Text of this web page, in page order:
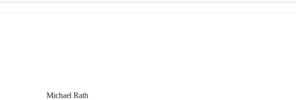
Michael Rath